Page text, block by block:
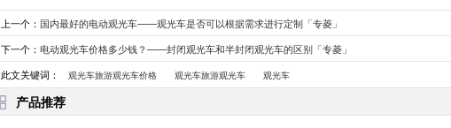
上一个： 国内最好的电动观光车——观光车是否可以根据需求进行定制「专菱」
下一个： 电动观光车价格多少钱？——封闭观光车和半封闭观光车的区别「专菱」
此文关键词：
观光车旅游观光车价格 观光车旅游观光车 观光车
产品推荐